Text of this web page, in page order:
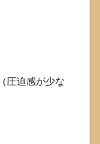
圧迫感が少な